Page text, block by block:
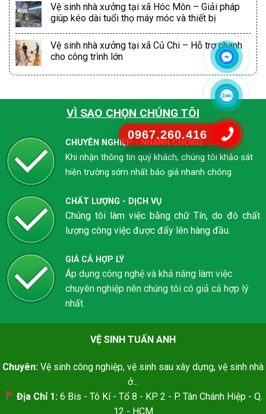
0967.260.416
Vệ sinh nhà xưởng tại xã Hóc Môn – Giải pháp
giúp kéo dài tuổi thọ máy móc và thiết bị
Vệ sinh nhà xưởng tại xã Củ Chi – Hỗ trợ nhanh
cho công trình lớn
VÌ SAO CHỌN CHÚNG TÔI
CHUYÊN NGHIỆP - NHANH CHÓNG
Khi nhận thông tin quý khách, chúng tôi khảo sát
hiện trường sớm nhất báo giá nhanh chóng
CHẤT LƯỢNG - DỊCH VỤ
Chúng tôi làm việc bằng chữ Tín, do đó chất
lượng công việc được đẩy lên hàng đầu.
GIÁ CẢ HỢP LÝ
Áp dụng công nghệ và khả năng làm việc
chuyên nghiệp nên chúng tôi có giả cả hợp lý
nhất.
VỆ SINH TUẤN ANH
Chuyên: Vệ sinh công nghiệp, vệ sinh sau xây dựng, vệ sinh nhà
ở...
Địa Chỉ 1: 6 Bis - Tô Kí - Tổ 8 - KP. 2 - P. Tân Chánh Hiệp - Q.
12 - HCM